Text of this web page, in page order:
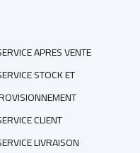
APRES VENTE
STOCK ET
CLIENT
LIVRAISON